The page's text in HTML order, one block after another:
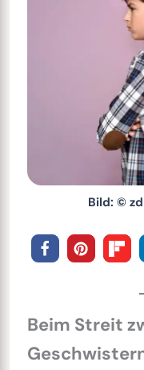
Bild: ©
Beim Streit